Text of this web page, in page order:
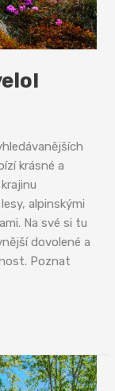
krásné a
alpinskými
Na své si tu
dovolené a
Poznat